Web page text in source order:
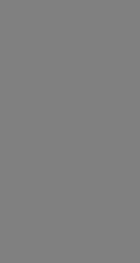
vhodné obsahy nebo reklamy jak